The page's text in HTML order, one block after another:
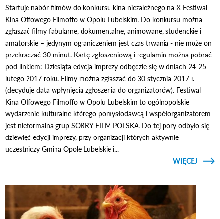
Startuje nabór filmów do konkursu kina niezależnego na X Festiwal
Kina Offowego Filmoffo w Opolu Lubelskim. Do konkursu można
zgłaszać filmy fabularne, dokumentalne, animowane, studenckie i
amatorskie – jedynym ograniczeniem jest czas trwania - nie może on
przekraczać 30 minut. Kartę zgłoszeniową i regulamin można pobrać
pod linkiem: Dziesiąta edycja imprezy odbędzie się w dniach 24-25
lutego 2017 roku. Filmy można zgłaszać do 30 stycznia 2017 r.
(decyduje data wpłynięcia zgłoszenia do organizatorów). Festiwal
Kina Offowego Filmoffo w Opolu Lubelskim to ogólnopolskie
wydarzenie kulturalne którego pomysłodawcą i współorganizatorem
jest nieformalna grup SORRY FILM POLSKA. Do tej pory odbyło się
dziewięć edycji imprezy, przy organizacji których aktywnie
uczestniczy Gmina Opole Lubelskie i...
CZYTAJ
WIĘCEJ